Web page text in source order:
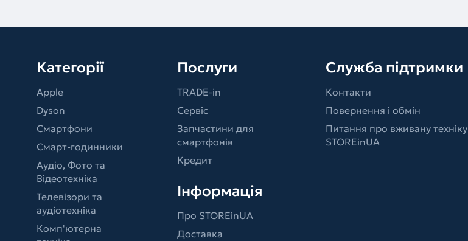
Категорії
Apple
Dyson
Смартфони
Смарт-годинники
Аудіо, Фото та
Відеотехніка
Телевізори та
аудіотехніка
Комп'ютерна
Послуги
TRADE-in
Сервіс
Запчастини для
смартфонів
Кредит
Інформація
Про STOREinUA
Доставка
Служба підтримки
Контакти
Повернення і обмін
Питання про вживану техніку
STOREinUA